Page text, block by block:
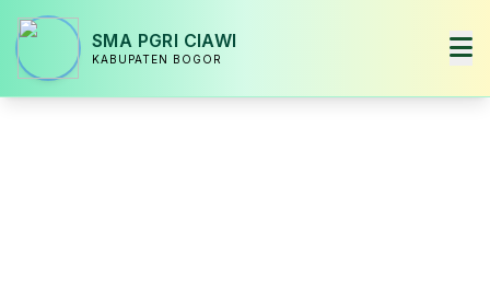
SMA PGRI CIAWI
KABUPATEN BOGOR